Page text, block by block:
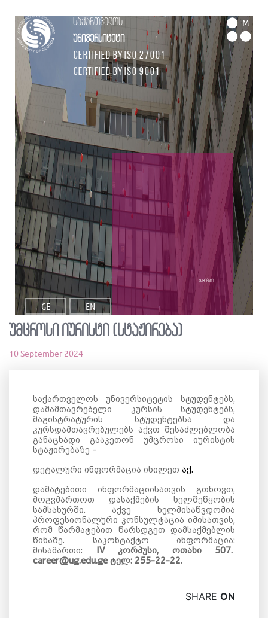
საქართველოს
უნივერსიტეტი
Certified by ISO 27001
Certified by ISO 9001
M
GE EN
ვაკანსია
უმცროსი იურისტი (სტაჟირება)
10 September 2024
საქართველოს უნივერსიტეტის სტუდენტებს,
დამამთავრებელი კურსის სტუდენტებს,
მაგისტრატურის სტუდენტებსა და
კურსდამთავრებულებს აქვთ შესაძლებლობა
განაცხადი გააკეთონ უმცროსი იურისტის
სტაჟირებაზე -
დეტალური ინფორმაცია იხილეთ აქ.
დამატებითი ინფორმაციისათვის გთხოვთ,
მოგვმართოთ დასაქმების ხელშეწყობის
სამსახურში. აქვე ხელმისაწვდომია
პროფესიონალური კონსულტაცია იმისათვის,
რომ წარმატებით წარსდგეთ დამსაქმებლის
წინაშე. საკონტაქტო ინფორმაცია:
მისამართი: IV კორპუსი, ოთახი 507.
career@ug.edu.ge ტელ: 255-22-22.
SHARE ON